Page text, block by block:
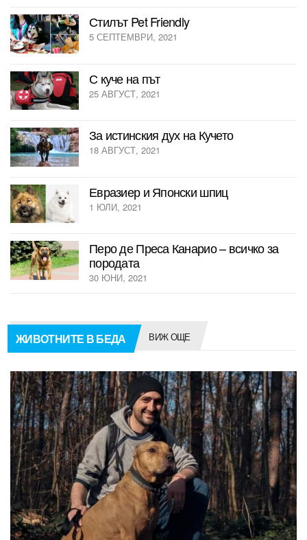
Стилът Pet Friendly
5 СЕПТЕМВРИ, 2021
С куче на път
25 АВГУСТ, 2021
За истинския дух на Кучето
18 АВГУСТ, 2021
Евразиер и Японски шпиц
1 ЮЛИ, 2021
Перо де Преса Канарио – всичко за
породата
30 ЮНИ, 2021
ЖИВОТНИТЕ В БЕДА ВИЖ ОЩЕ